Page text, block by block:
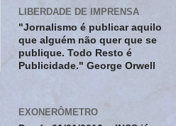
LIBERDADE DE IMPRENSA
"Jornalismo é publicar aquilo
que alguém não quer que se
publique. Todo Resto é
Publicidade." George Orwell
EXONERÔMETRO